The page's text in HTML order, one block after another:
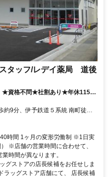
スタッフ/レデイ薬局 道後
★資格不問★社割あり★年休115日
9分、伊予鉄道５系統 南町徒歩
歩約9分
時間 1ヶ月の変形労働制 ※1日実
※店舗の営業時間に合わせて、
時間が異なります。
グストアの店長候補をお任せしま
ラッグストア店舗にて、 店長候補